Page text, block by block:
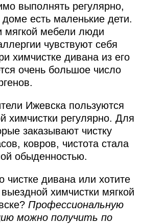
выполнять регулярно,
есть маленькие дети.
мягкой мебели люди
чувствуют себя
химчистке дивана из его
очень большое число
Ижевска пользуются
химчистки регулярно. Для
заказывают чистку
ковров, чистота стала
обыденностью.
чистке дивана или хотите
химчистки мягкой
Профессиональную
можно получить по